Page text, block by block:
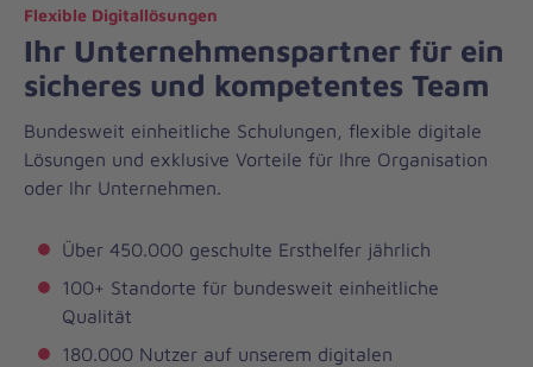
Ihr Unternehmenspartner für ein
sicheres und kompetentes Team
Flexible Digitallösungen
Bundesweit einheitliche Schulungen, flexible digitale
Lösungen und exklusive Vorteile für Ihre Organisation
oder Ihr Unternehmen.
Über 450.000 geschulte Ersthelfer jährlich
100+ Standorte für bundesweit einheitliche
Qualität
180.000 Nutzer auf unserem digitalen